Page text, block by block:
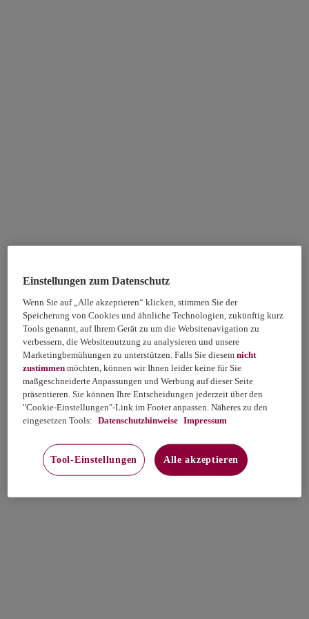
Einstellungen zum Datenschutz
Wenn Sie auf „Alle akzeptieren“ klicken, stimmen Sie der
Speicherung von Cookies und ähnliche Technologien, zukünftig kurz
Tools genannt, auf Ihrem Gerät zu um die Websitenavigation zu
verbessern, die Websitenutzung zu analysieren und unsere
Marketingbemühungen zu unterstützen. Falls Sie diesemnicht
zustimmen möchten, können wir Ihnen leider keine für Sie
maßgeschneiderte Anpassungen und Werbung auf dieser Seite
präsentieren. Sie können Ihre Entscheidungen jederzeit über den
"Cookie-Einstellungen"-Link im Footer anpassen. Näheres zu den
eingesetzen Tools: Datenschutzhinweise Impressum
Tool-Einstellungen Alle akzeptieren